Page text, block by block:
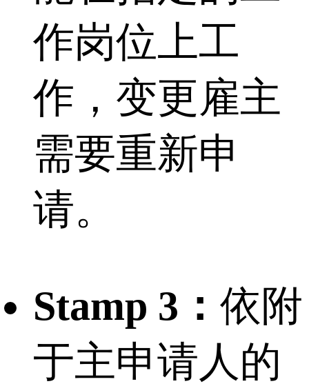
作岗位上工
作，变更雇主
需要重新申
请。
Stamp 3： 依附
于主申请人的